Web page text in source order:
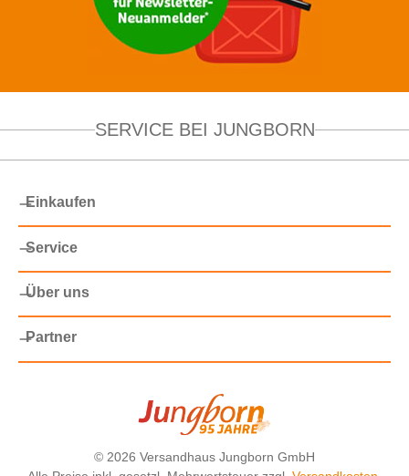
SERVICE BEI JUNGBORN
Einkaufen
Service
Über uns
Partner
© 2026 Versandhaus Jungborn GmbH